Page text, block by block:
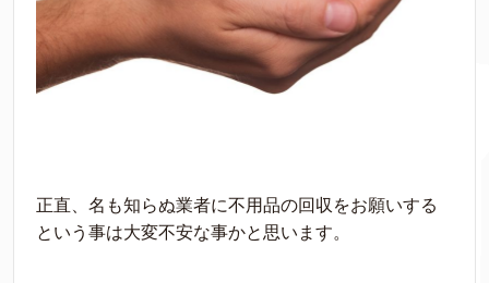
正直、名も知らぬ業者に不用品の回収をお願いする
という事は大変不安な事かと思います。